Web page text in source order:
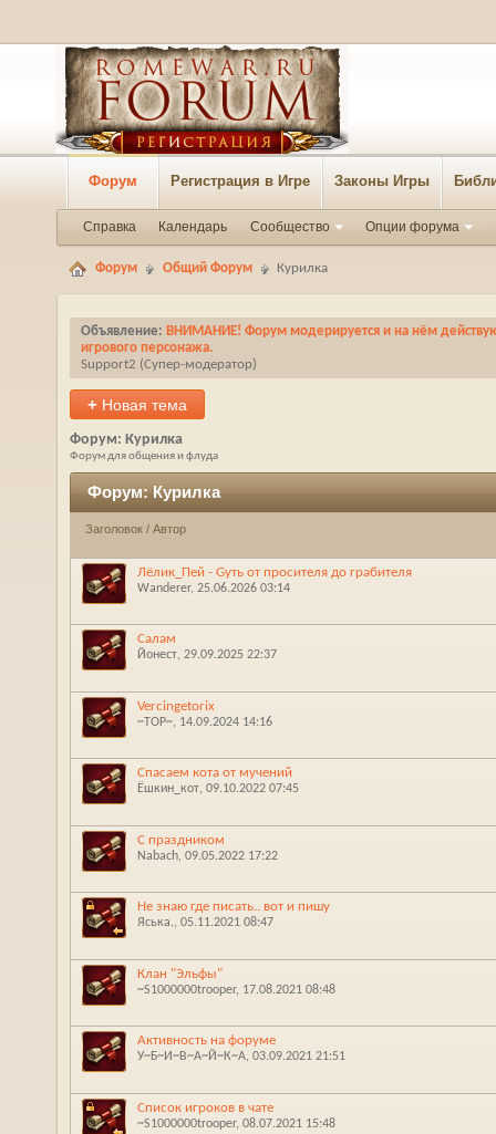
Форум Регистрация в Игре Законы Игры
Справка Календарь Сообщество Опции форума
Форум Общий Форум Курилка
Объявление: ВНИМАНИЕ! Форум модерируется и на нём
игрового персонажа.
Support2 ‎(Супер-модератор)
+ Новая тема
Форум: Курилка
Форум для общения и флуда
Форум:Курилка
Заголовок / Автор
Лёлик_Пей - Gуть от просителя до грабителя
Wanderer‎, 25.06.2026 03:14
Салам
Йонест‎, 29.09.2025 22:37
Vercingetorix
~ТОР~‎, 14.09.2024 14:16
Спасаем кота от мучений
Ёшкин_кот‎, 09.10.2022 07:45
С праздником
Nabach‎, 09.05.2022 17:22
Не знаю где писать.. вот и пишу
Яська.‎, 05.11.2021 08:47
Клан "Эльфы"
~S1000000trooper‎, 17.08.2021 08:48
Активность на форуме
У~Б~И~В~А~Й~К~А‎, 03.09.2021 21:51
Список игроков в чате
~S1000000trooper‎, 08.07.2021 15:48